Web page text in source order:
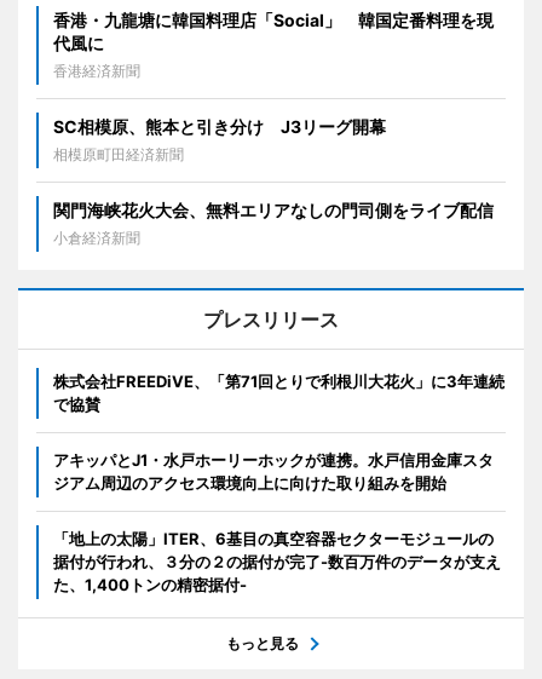
香港・九龍塘に韓国料理店「Social」 韓国定番料理を現
代風に
香港経済新聞
SC相模原、熊本と引き分け J3リーグ開幕
相模原町田経済新聞
関門海峡花火大会、無料エリアなしの門司側をライブ配信
小倉経済新聞
プレスリリース
株式会社FREEDiVE、「第71回とりで利根川大花火」に3年連続
で協賛
アキッパとJ1・水戸ホーリーホックが連携。水戸信用金庫スタ
ジアム周辺のアクセス環境向上に向けた取り組みを開始
「地上の太陽」ITER、6基目の真空容器セクターモジュールの
据付が行われ、３分の２の据付が完了-数百万件のデータが支え
た、1,400トンの精密据付-
もっと見る